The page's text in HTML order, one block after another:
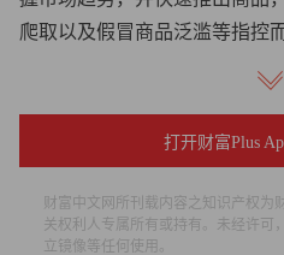
爬取以及假冒商品泛滥等指控
尽管欧盟委员会（European
了规避监管的方法。
哈佛商学院（Harvard Business
顿告诉《财富》杂志，希音吸
打开财富Plus
财富中文网所刊载内容之知识产权
关权利人专属所有或持有。未经许可
立镜像等任何使用。